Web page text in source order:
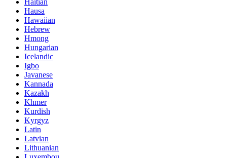
Hausa
Hawaiian
Hebrew
Hmong
Hungarian
Icelandic
Igbo
Javanese
Kannada
Kazakh
Khmer
Kurdish
Kyrgyz
Latin
Latvian
Lithuanian